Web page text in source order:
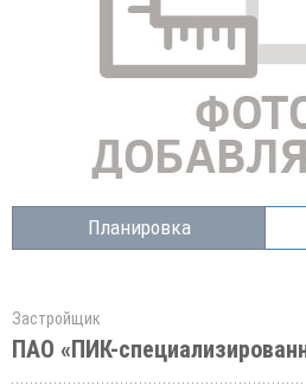
Планировка
Застройщик
ПАО «ПИК-